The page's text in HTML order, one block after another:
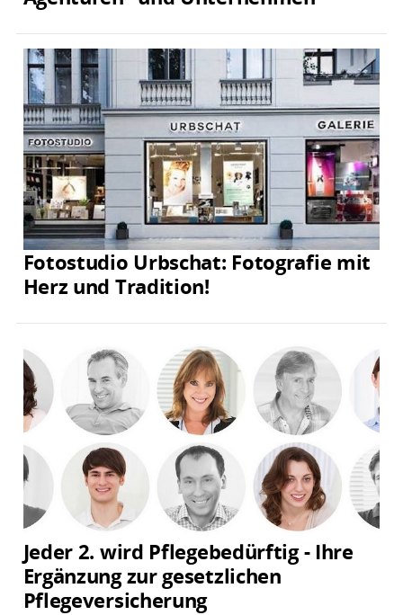
Fotostudio Urbschat: Fotografie mit
Herz und Tradition!
Jeder 2. wird Pflegebedürftig - Ihre
Ergänzung zur gesetzlichen
Pflegeversicherung